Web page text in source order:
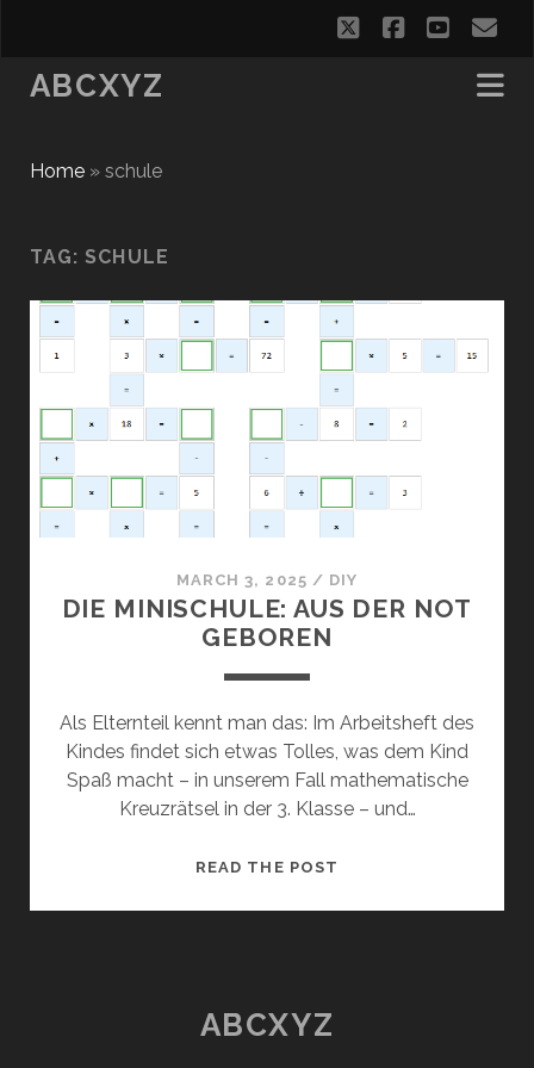
twitterfacebook
ABCXYZ
Home» schule
TAG: SCHULE
MARCH 3, 2025 / DIY
DIE MINISCHULE: AUS DER NOT
GEBOREN
Als Elternteil kennt man das: Im Arbeitsheft des
Kindes findet sich etwas Tolles, was dem Kind
Spaß macht – in unserem Fall mathematische
Kreuzrätsel in der 3. Klasse – und…
READ THE POST
ABCXYZ